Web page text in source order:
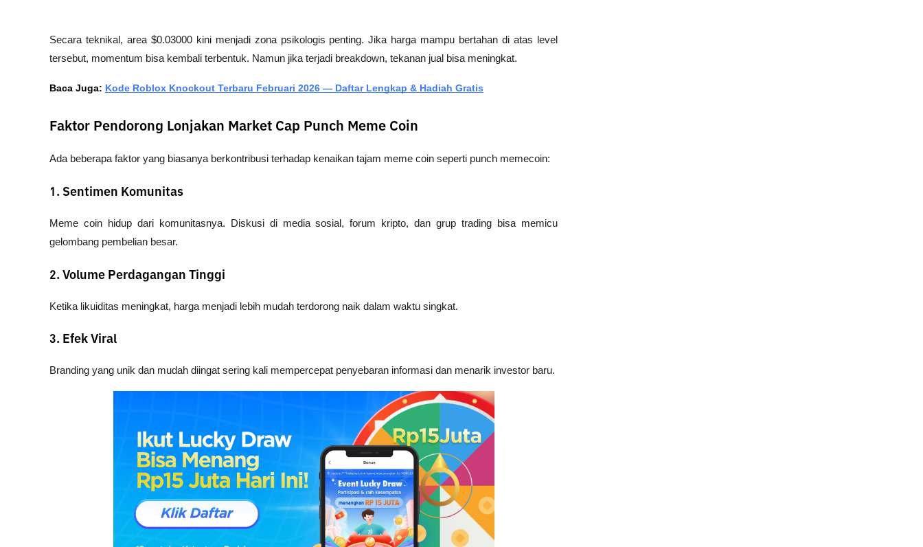
Secara teknikal, area $0.03000 kini menjadi zona psikologis penting. Jika harga mampu bertahan di atas level
tersebut, momentum bisa kembali terbentuk. Namun jika terjadi breakdown, tekanan jual bisa meningkat.
Baca Juga: Kode Roblox Knockout Terbaru Februari 2026 — Daftar Lengkap & Hadiah Gratis
Faktor Pendorong Lonjakan Market Cap Punch Meme Coin
Ada beberapa faktor yang biasanya berkontribusi terhadap kenaikan tajam meme coin seperti punch memecoin:
1. Sentimen Komunitas
Meme coin hidup dari komunitasnya. Diskusi di media sosial, forum kripto, dan grup trading bisa memicu
gelombang pembelian besar.
2. Volume Perdagangan Tinggi
Ketika likuiditas meningkat, harga menjadi lebih mudah terdorong naik dalam waktu singkat.
3. Efek Viral
Branding yang unik dan mudah diingat sering kali mempercepat penyebaran informasi dan menarik investor baru.